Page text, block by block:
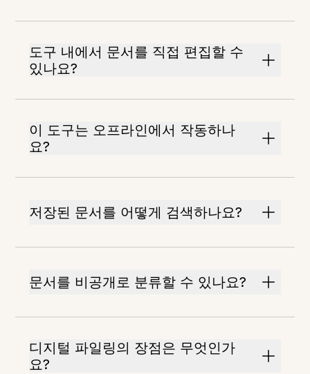
도구 내에서 문서를 직접 편집할 수
있나요?
이 도구는 오프라인에서 작동하나
요?
저장된 문서를 어떻게 검색하나요?
문서를 비공개로 분류할 수 있나요?
디지털 파일링의 장점은 무엇인가
요?